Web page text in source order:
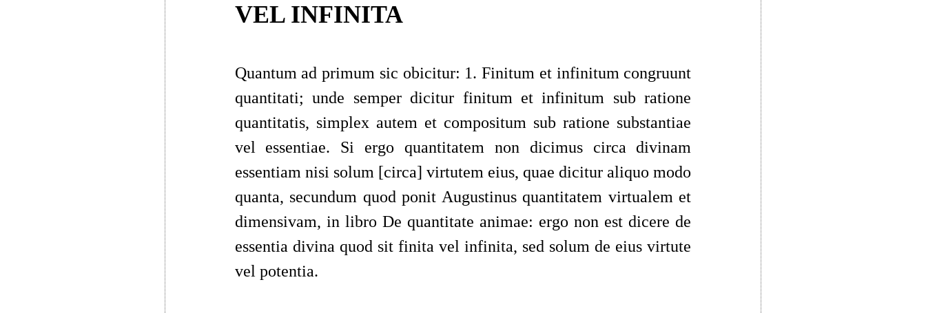
VEL INFINITA
Quantum ad primum sic obicitur: 1. Finitum et infinitum congruunt
quantitati; unde semper dicitur finitum et infinitum sub ratione
quantitatis, simplex autem et compositum sub ratione substantiae
vel essentiae. Si ergo quantitatem non dicimus circa divinam
essentiam nisi solum [circa] virtutem eius, quae dicitur aliquo modo
quanta, secundum quod ponit Augustinusquantitatem virtualem et
dimensivam, in libro De quantitate animae: ergo non est dicere de
essentia divina quod sit finita vel infinita, sed solum de eius virtute
vel potentia.